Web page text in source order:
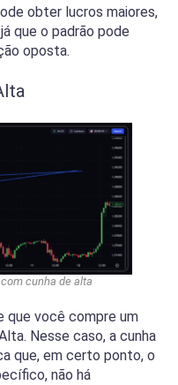
obter lucros maiores,
que o padrão pode
oposta.
cunha de alta
que você compre um
Nesse caso, a cunha
que, em certo ponto, o
não há